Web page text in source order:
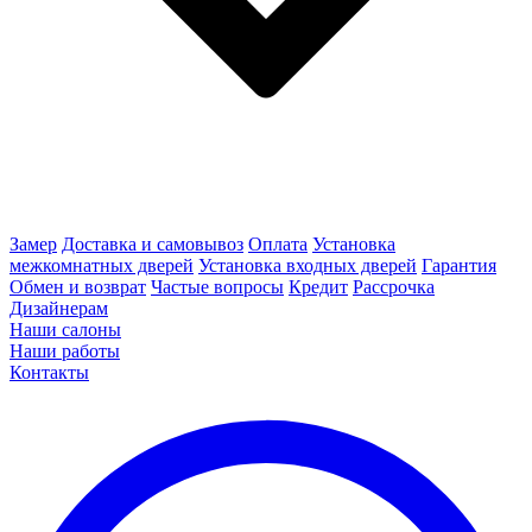
Замер Доставка и самовывоз Оплата Установка
межкомнатных дверей Установка входных дверей Гарантия
Обмен и возврат Частые вопросы Кредит Рассрочка
Дизайнерам
Наши салоны
Наши работы
Контакты